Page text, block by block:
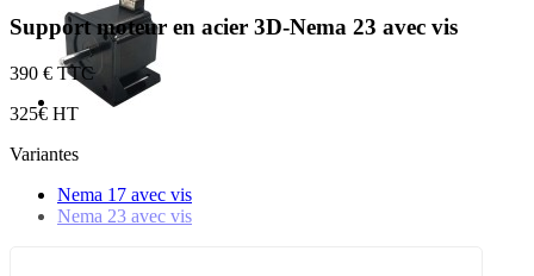
Support moteur en acier 3D-Nema 23 avec vis
390 € TTC
325€ HT
Variantes
Nema 17 avec vis
Nema 23 avec vis